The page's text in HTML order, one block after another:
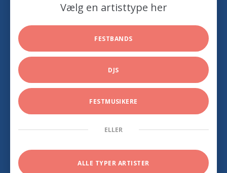
Vælg en artisttype her
FESTBANDS
DJS
FESTMUSIKERE
ELLER
ALLE TYPER ARTISTER